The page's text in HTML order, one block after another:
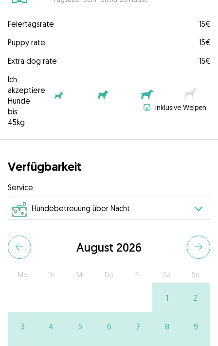
Feiertagsrate
15€
Puppy rate
15€
Extra dog rate
15€
Ich
akzeptiere
Hunde
bis
45kg
Inklusive Welpen
Verfügbarkeit
Service
August 2026
Mo Di Mi Do Fr Sa So
1 2
3 4 5 6 7 8 9